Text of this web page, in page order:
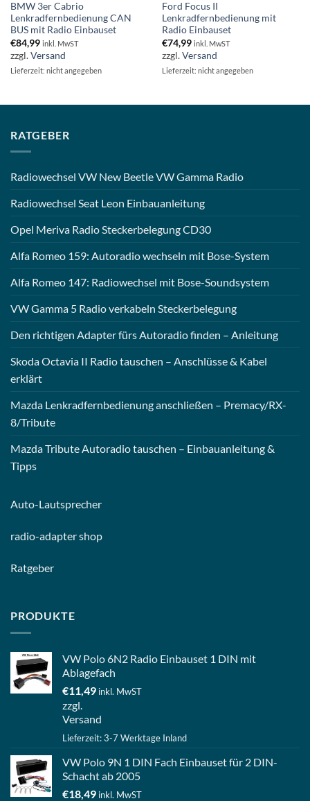
BMW 3er Cabrio
Lenkradfernbedienung CAN
BUS mit Radio Einbauset
€84,99 inkl. MwST
zzgl.Versand
Lieferzeit: nicht angegeben
Ford Focus II
Lenkradfernbedienung mit
Radio Einbauset
€74,99 inkl. MwST
zzgl.Versand
Lieferzeit: nicht angegeben
RATGEBER
Radiowechsel VW New Beetle VW Gamma Radio
Radiowechsel Seat Leon Einbauanleitung
Opel Meriva Radio Steckerbelegung CD30
Alfa Romeo 159: Autoradio wechseln mit Bose-System
Alfa Romeo 147: Radiowechsel mit Bose-Soundsystem
VW Gamma 5 Radio verkabeln Steckerbelegung
Den richtigen Adapter fürs Autoradio finden – Anleitung
Skoda Octavia II Radio tauschen – Anschlüsse & Kabel
erklärt
Mazda Lenkradfernbedienung anschließen – Premacy/RX-
8/Tribute
Mazda Tribute Autoradio tauschen – Einbauanleitung &
Tipps
Auto-Lautsprecher
radio-adapter shop
Ratgeber
PRODUKTE
VW Polo 6N2 Radio Einbauset 1 DIN mit
Ablagefach
€11,49 inkl. MwST
zzgl.
Versand
Lieferzeit: 3-7 Werktage Inland
VW Polo 9N 1 DIN Fach Einbauset für 2 DIN-
Schacht ab 2005
€18,49 inkl. MwST